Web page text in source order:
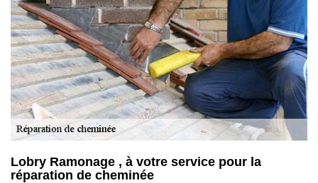
Lobry Ramonage , à votre service pour la
réparation de cheminée